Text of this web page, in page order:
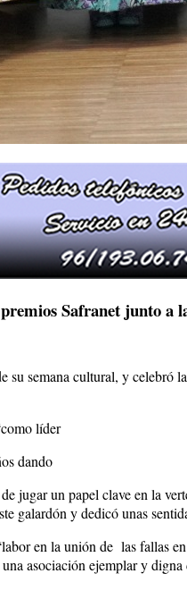
Safranet junto a
semana cultural, y
líder
dando
jugar un papel clave en la
galardón y dedicó unas
en la unión de las fallas
asociación ejemplar y